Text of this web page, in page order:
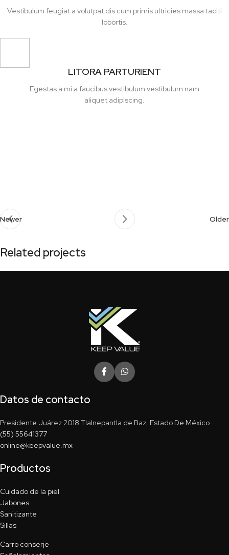
Vestibulum feugiat a volutpat dis cum primis ultricies massa taciti
lobortis.
LITORA PARTURIENT
Egestas a mi a faucibus vestibulum vestibulum nam
aliquet adipiscing.
Newer Older
Related projects
Datos de contacto
Presidente Juárez 2018 Tlalnepantla de Baz, Estado De México
(55) 55641377
online@keepvalue.mx
Productos
Cuidado de la piel
Jabones
Sanitizante
Sillas
Carro conserje